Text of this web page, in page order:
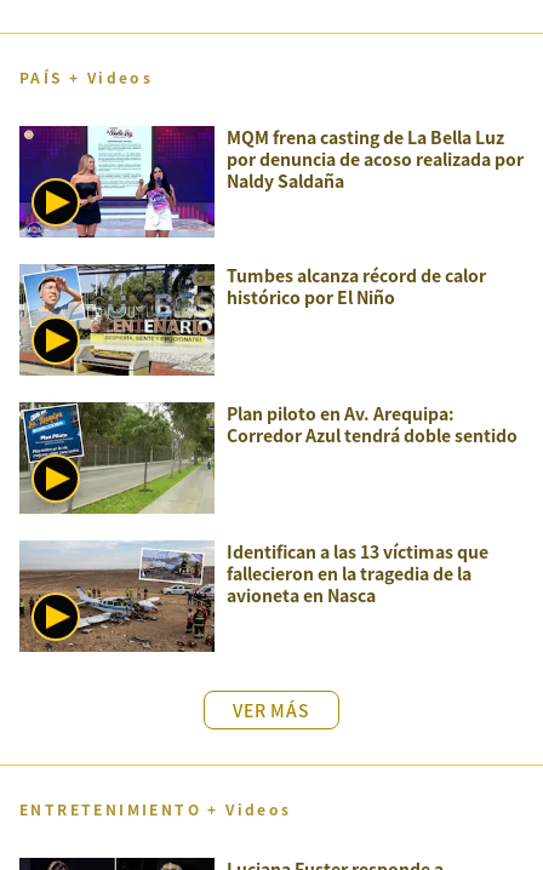
PAÍS + Videos
MQM frena casting de La Bella Luz
por denuncia de acoso realizada por
Naldy Saldaña
Tumbes alcanza récord de calor
histórico por El Niño
Plan piloto en Av. Arequipa:
Corredor Azul tendrá doble sentido
Identifican a las 13 víctimas que
fallecieron en la tragedia de la
avioneta en Nasca
VER MÁS
ENTRETENIMIENTO + Videos